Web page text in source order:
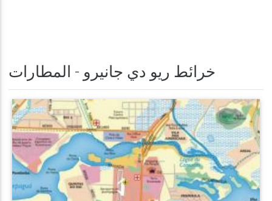
خرائط ريو دي جانيرو - المطارات